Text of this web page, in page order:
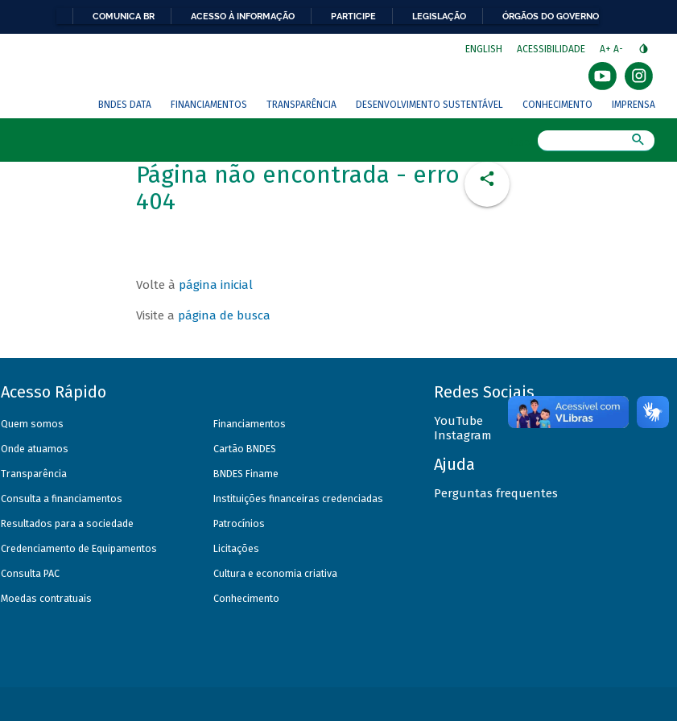
COMUNICA BR ACESSO À INFORMAÇÃO PARTICIPE LEGISLAÇÃO ÓRGÃOS DO GOVERNO
ENGLISH ACESSIBILIDADE A+ A-
BNDES DATA FINANCIAMENTOS TRANSPARÊNCIA DESENVOLVIMENTO SUSTENTÁVEL CONHECIMENTO IMPRENSA
Página não encontrada - erro
404
Volte à página inicial
Visite a página de busca
Acesso Rápido
Quem somos
Onde atuamos
Transparência
Consulta a financiamentos
Resultados para a sociedade
Credenciamento de Equipamentos
Consulta PAC
Moedas contratuais
Financiamentos
Cartão BNDES
BNDES Finame
Instituições financeiras credenciadas
Patrocínios
Licitações
Cultura e economia criativa
Conhecimento
Redes Sociais
YouTube
Instagram
Ajuda
Perguntas frequentes